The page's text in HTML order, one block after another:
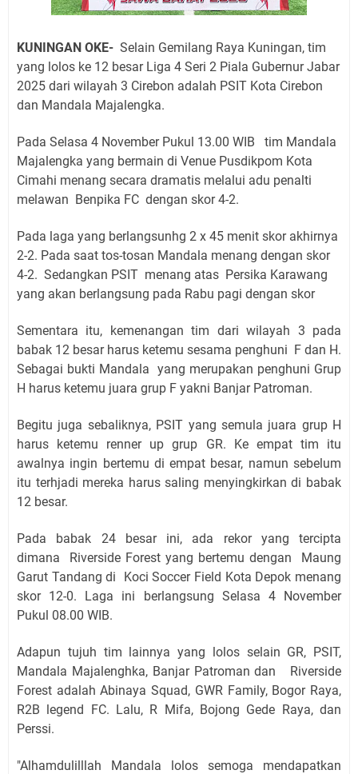
KUNINGAN OKE- Selain Gemilang Raya Kuningan, tim
yang lolos ke 12 besar Liga 4 Seri 2 Piala Gubernur Jabar
2025 dari wilayah 3 Cirebon adalah PSIT Kota Cirebon
dan Mandala Majalengka.
Pada Selasa 4 November Pukul 13.00 WIB tim Mandala
Majalengka yang bermain di Venue Pusdikpom Kota
Cimahi menang secara dramatis melalui adu penalti
melawan Benpika FC dengan skor 4-2.
Pada laga yang berlangsunhg 2 x 45 menit skor akhirnya
2-2. Pada saat tos-tosan Mandala menang dengan skor
4-2. Sedangkan PSIT menang atas Persika Karawang
yang akan berlangsung pada Rabu pagi dengan skor
Sementara itu, kemenangan tim dari wilayah 3 pada
babak 12 besar harus ketemu sesama penghuni F dan H.
Sebagai bukti Mandala yang merupakan penghuni Grup
H harus ketemu juara grup F yakni Banjar Patroman.
Begitu juga sebaliknya, PSIT yang semula juara grup H
harus ketemu renner up grup GR. Ke empat tim itu
awalnya ingin bertemu di empat besar, namun sebelum
itu terhjadi mereka harus saling menyingkirkan di babak
12 besar.
Pada babak 24 besar ini, ada rekor yang tercipta
dimana
Riverside Forest yang bertemu dengan Maung
Garut Tandang di Koci Soccer Field Kota Depok menang
skor 12-0. Laga ini berlangsung Selasa 4 November
Pukul 08.00 WIB.
Adapun tujuh tim lainnya yang lolos selain GR, PSIT,
Mandala Majalenghka, Banjar Patroman dan Riverside
Forest adalah Abinaya Squad, GWR Family, Bogor Raya,
R2B legend FC. Lalu, R Mifa, Bojong Gede Raya, dan
Perssi.
"Alhamdulilllah Mandala lolos semoga mendapatkan